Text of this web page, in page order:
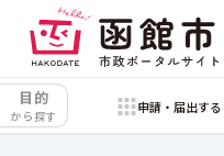
目的
から探す
申請・届出する